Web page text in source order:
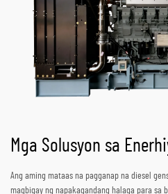
Mga Solusyon sa
Ang aming mataas na pagganap na diesel
magbigay ng napakagandang halaga para sa